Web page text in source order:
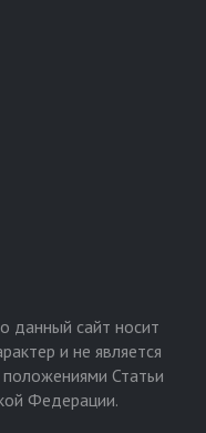
данный сайт носит
и не является
Статьи
Федерации.